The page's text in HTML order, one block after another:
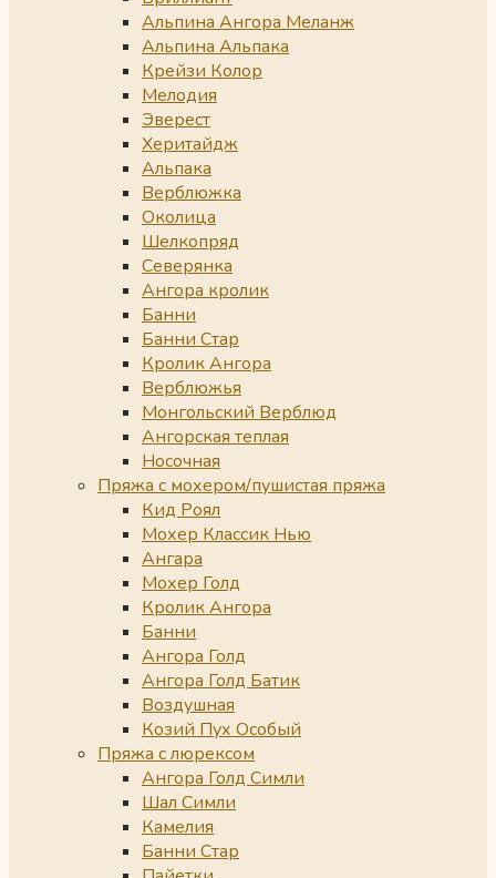
Альпина Ангора Меланж
Альпина Альпака
Крейзи Колор
Мелодия
Эверест
Херитайдж
Альпака
Верблюжка
Околица
Шелкопряд
Северянка
Ангора кролик
Банни
Банни Стар
Кролик Ангора
Верблюжья
Монгольский Верблюд
Ангорская теплая
Носочная
Пряжа с мохером/пушистая пряжа
Кид Роял
Мохер Классик Нью
Ангара
Мохер Голд
Кролик Ангора
Банни
Ангора Голд
Ангора Голд Батик
Воздушная
Козий Пух Особый
Пряжа с люрексом
Ангора Голд Симли
Шал Симли
Камелия
Банни Стар